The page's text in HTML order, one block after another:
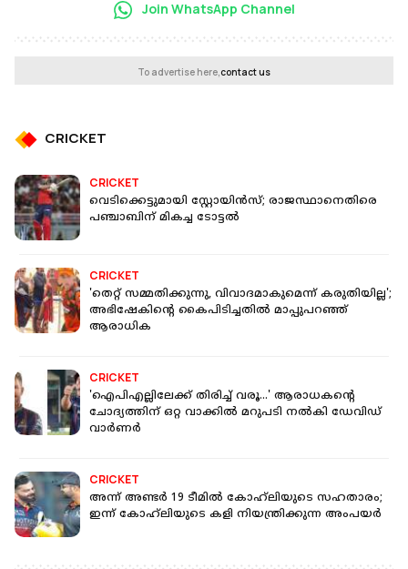
Join WhatsApp Channel
To advertise here,contact us
CRICKET
CRICKET
വെടിക്കെട്ടുമായി സ്റ്റോയിൻസ്; രാജസ്ഥാനെതിരെ
പഞ്ചാബിന് മികച്ച ടോട്ടൽ
CRICKET
'തെറ്റ് സമ്മതിക്കുന്നു, വിവാദമാകുമെന്ന് കരുതിയില്ല';
അഭിഷേകിന്റെ കൈപിടിച്ചതിൽ മാപ്പുപറഞ്ഞ്
ആരാധിക
CRICKET
'ഐപിഎല്ലിലേക്ക് തിരിച്ച് വരൂ...' ആരാധകന്റെ
ചോദ്യത്തിന് ഒറ്റ വാക്കില്‍ മറുപടി നൽകി ഡേവിഡ്
വാർണർ
CRICKET
അന്ന് അണ്ടർ 19 ടീമിൽ കോഹ്‌ലിയുടെ സഹതാരം;
ഇന്ന് കോഹ്‌ലിയുടെ കളി നിയന്ത്രിക്കുന്ന അംപയർ